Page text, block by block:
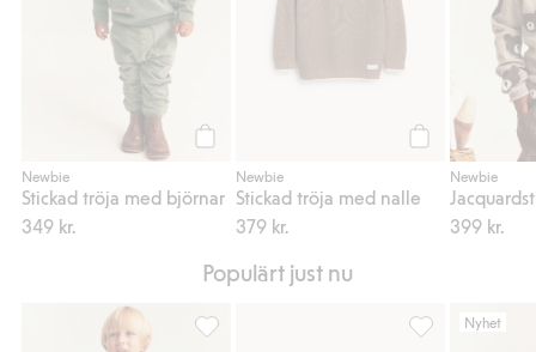
Newbie
Stickad tröja med björnar
349 kr.
Newbie
Stickad tröja med nalle
379 kr.
Newbie
399 kr.
Populärt just nu
Nyhet